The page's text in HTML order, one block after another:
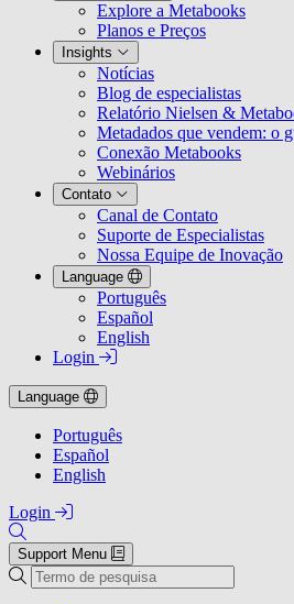
Explore a Metabooks
Planos e Preços
Insights
Notícias
Blog de especialistas
Relatório Nielsen &
Metadados que vendem: o
Conexão Metabooks
Webinários
Contato
Canal de Contato
Suporte de Especialistas
Nossa Equipe de Inovação
Language
Português
Español
English
Login
Language
Português
Español
English
Login
Support Menu
Pesquisa